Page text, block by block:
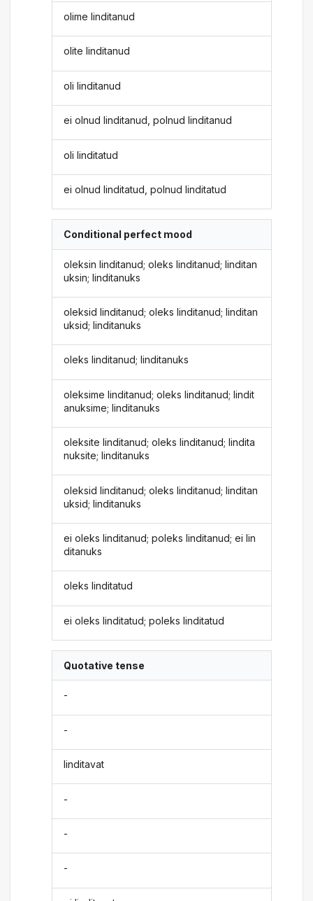
olime linditanud
olite linditanud
oli linditanud
ei olnud linditanud, polnud linditanud
oli linditatud
ei olnud linditatud, polnud linditatud
Conditional perfect mood
oleksin linditanud; oleks linditanud; linditan
uksin; linditanuks
oleksid linditanud; oleks linditanud; linditan
uksid; linditanuks
oleks linditanud; linditanuks
oleksime linditanud; oleks linditanud; lindit
anuksime; linditanuks
oleksite linditanud; oleks linditanud; lindita
nuksite; linditanuks
oleksid linditanud; oleks linditanud; linditan
uksid; linditanuks
ei oleks linditanud; poleks linditanud; ei lin
ditanuks
oleks linditatud
ei oleks linditatud; poleks linditatud
Quotative tense
-
-
linditavat
-
-
-